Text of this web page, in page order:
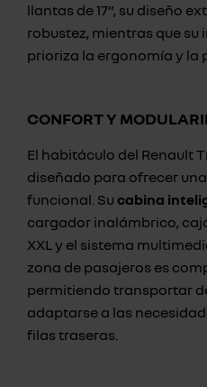
llantas de 17”, su diseño
robustez, mientras que
prioriza la ergonomía y la
CONFORT Y
El habitáculo del Renault
diseñado para ofrecer
funcional. Su cabina
cargador inalámbrico,
XXL y el sistema
zona de pasajeros es
permitiendo transportar
adaptarse a las
filas traseras.